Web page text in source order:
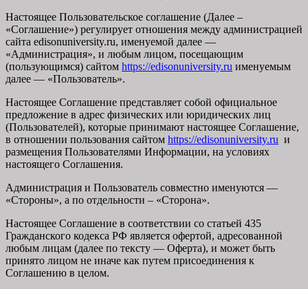
Настоящее Пользовательское соглашение (Далее –
«Соглашение») регулирует отношения между администрацией
сайта edisonuniversity.ru, именуемой далее —
«Администрация», и любым лицом, посещающим
(пользующимся) сайтом https://edisonuniversity.ru именуемым
далее — «Пользователь».
Настоящее Соглашение представляет собой официальное
предложение в адрес физических или юридических лиц
(Пользователей), которые принимают настоящее Соглашение,
в отношении пользования сайтом https://edisonuniversity.ru и
размещения Пользователями Информации, на условиях
настоящего Соглашения.
Администрация и Пользователь совместно именуются —
«Стороны», а по отдельности – «Сторона».
Настоящее Соглашение в соответствии со статьей 435
Гражданского кодекса РФ является офертой, адресованной
любым лицам (далее по тексту — Оферта), и может быть
принято лицом не иначе как путем присоединения к
Соглашению в целом.